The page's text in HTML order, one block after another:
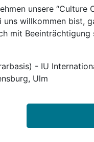
unsere
uns willkommen bist,
mit
- IU
Ulm